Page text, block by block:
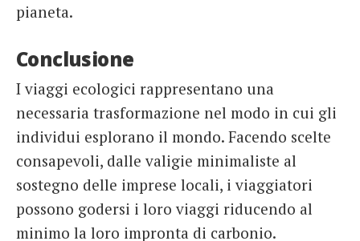
pianeta.
Conclusione
I viaggi ecologici rappresentano una
necessaria trasformazione nel modo in cui gli
individui esplorano il mondo. Facendo scelte
consapevoli, dalle valigie minimaliste al
sostegno delle imprese locali, i viaggiatori
possono godersi i loro viaggi riducendo al
minimo la loro impronta di carbonio.